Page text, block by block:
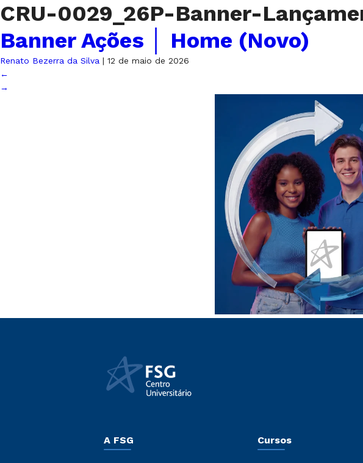
CRU-0029_26P-Banner-
Banner Ações │ Home (Novo)
Renato Bezerra da Silva | 12 de maio de 2026
←
→
A FSG Cursos